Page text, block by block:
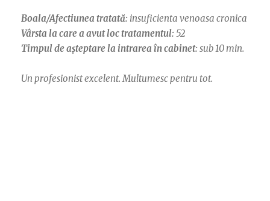
Boala/Afectiunea tratată: insuficienta venoasa cronica
Vârsta la care a avut loc tratamentul: 52
Timpul de așteptare la intrarea în cabinet: sub 10 min.
Un profesionist excelent. Multumesc pentru tot.